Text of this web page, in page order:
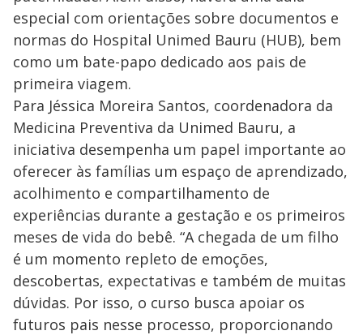
especial com orientações sobre documentos e
normas do Hospital Unimed Bauru (HUB), bem
como um bate-papo dedicado aos pais de
primeira viagem.
Para Jéssica Moreira Santos, coordenadora da
Medicina Preventiva da Unimed Bauru, a
iniciativa desempenha um papel importante ao
oferecer às famílias um espaço de aprendizado,
acolhimento e compartilhamento de
experiências durante a gestação e os primeiros
meses de vida do bebê. “A chegada de um filho
é um momento repleto de emoções,
descobertas, expectativas e também de muitas
dúvidas. Por isso, o curso busca apoiar os
futuros pais nesse processo, proporcionando